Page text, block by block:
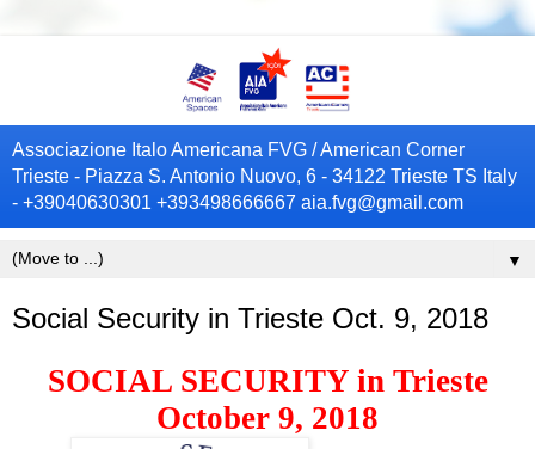
Associazione Italo Americana FVG / American Corner
Trieste - Piazza S. Antonio Nuovo, 6 - 34122 Trieste TS Italy
- +39040630301 +393498666667 aia.fvg@gmail.com
▼
Social Security in Trieste Oct. 9, 2018
SOCIAL SECURITY in Trieste
October 9, 2018